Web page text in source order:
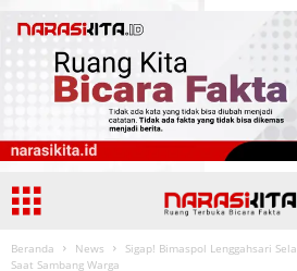
Beranda News
Sigap! Bimaspol Lenggahsari
Saat Sambang Warga